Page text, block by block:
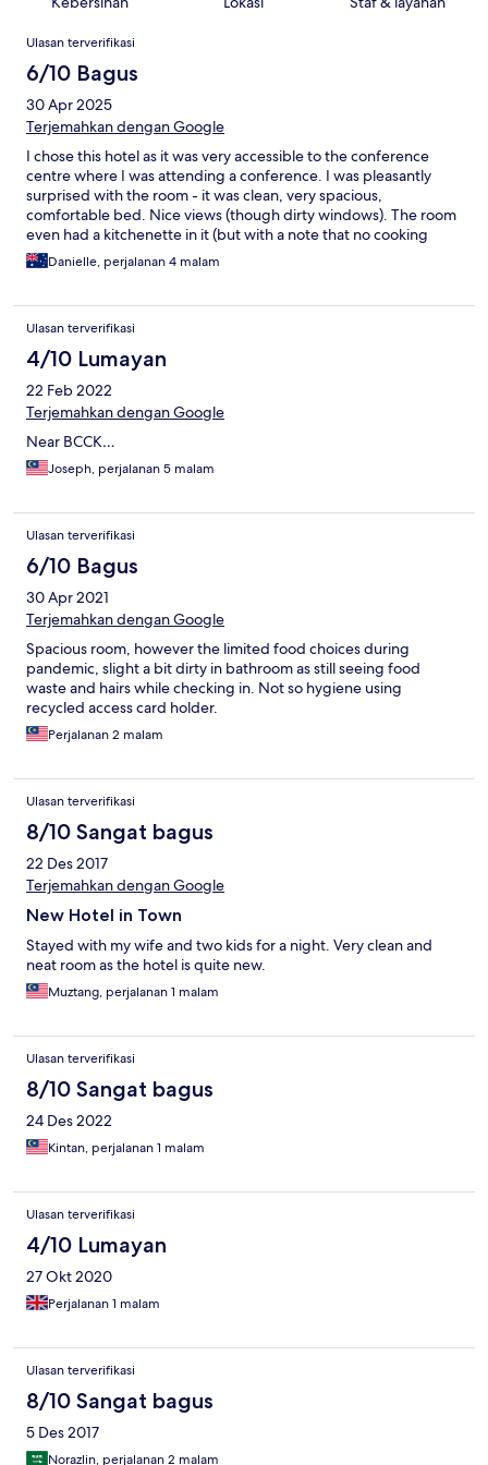
Ulasan
Ulasan terverifikasi
6/10 Bagus
30 Apr 2025
Terjemahkan dengan Google
I chose this hotel as it was very accessible to the conference
centre where I was attending a conference. I was pleasantly
surprised with the room - it was clean, very spacious,
comfortable bed. Nice views (though dirty windows). The room
even had a kitchenette in it (but with a note that no cooking
allowed?!). Lovely big bath and separate shower. However hotel
as a whole has appearance of neglect. Pool was nice but needs a
dirty/likje it is slowly moldering away. Roof top area and pool bar
not functioning. Overall just seemed like a place that had seen
better days, many many days ago…Sad, as it has great potential
and it looks like it was built to a quality standard. It served the
purpose I needed, but if I were to return as a tourist, I would
most definitely not choose to stay here. A fair distance from
grace being the cheap taxi’s one can get in Kuching.
Danielle, perjalanan 4 malam
Ulasan terverifikasi
4/10 Lumayan
22 Feb 2022
Terjemahkan dengan Google
Near BCCK…
Joseph, perjalanan 5 malam
Ulasan terverifikasi
6/10 Bagus
30 Apr 2021
Terjemahkan dengan Google
Spacious room, however the limited food choices during
pandemic, slight a bit dirty in bathroom as still seeing food
waste and hairs while checking in. Not so hygiene using
recycled access card holder.
Perjalanan 2 malam
Ulasan terverifikasi
8/10 Sangat bagus
22 Des 2017
Terjemahkan dengan Google
New Hotel in Town
Stayed with my wife and two kids for a night. Very clean and
neat room as the hotel is quite new.
Muztang, perjalanan 1 malam
Ulasan terverifikasi
8/10 Sangat bagus
24 Des 2022
Kintan, perjalanan 1 malam
Ulasan terverifikasi
4/10 Lumayan
27 Okt 2020
Perjalanan 1 malam
Ulasan terverifikasi
8/10 Sangat bagus
5 Des 2017
Norazlin, perjalanan 2 malam